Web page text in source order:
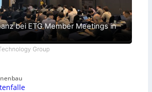
bei ETG Member Meetings in
Group